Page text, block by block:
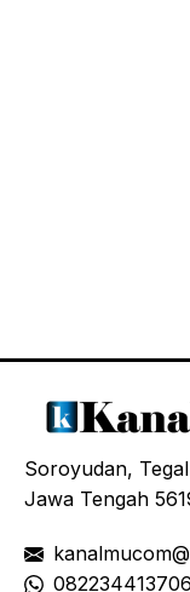
Soroyudan,
Jawa Tengah
082234413706